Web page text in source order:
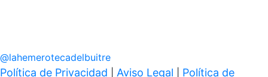
@lahemerotecadelbuitre
Política de Privacidad Aviso Legal
Política de